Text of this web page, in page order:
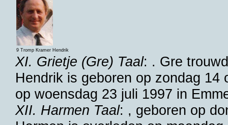
9 Tromp Kramer Hendrik
XI. Grietje (Gre) Taal: . Gre
Hendrik is geboren op zondag
op woensdag 23 juli 1997 in
XII. Harmen Taal: , geboren op